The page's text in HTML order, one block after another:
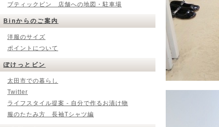
ブティックビン 店舗への地図・駐車場
Binからのご案内
洋服のサイズ
ポイントについて
ぽけっとビン
太田市での暮らし
Twitter
ライフスタイル提案 - 自分で作るお漬け物
服のたたみ方 長袖Tシャツ編